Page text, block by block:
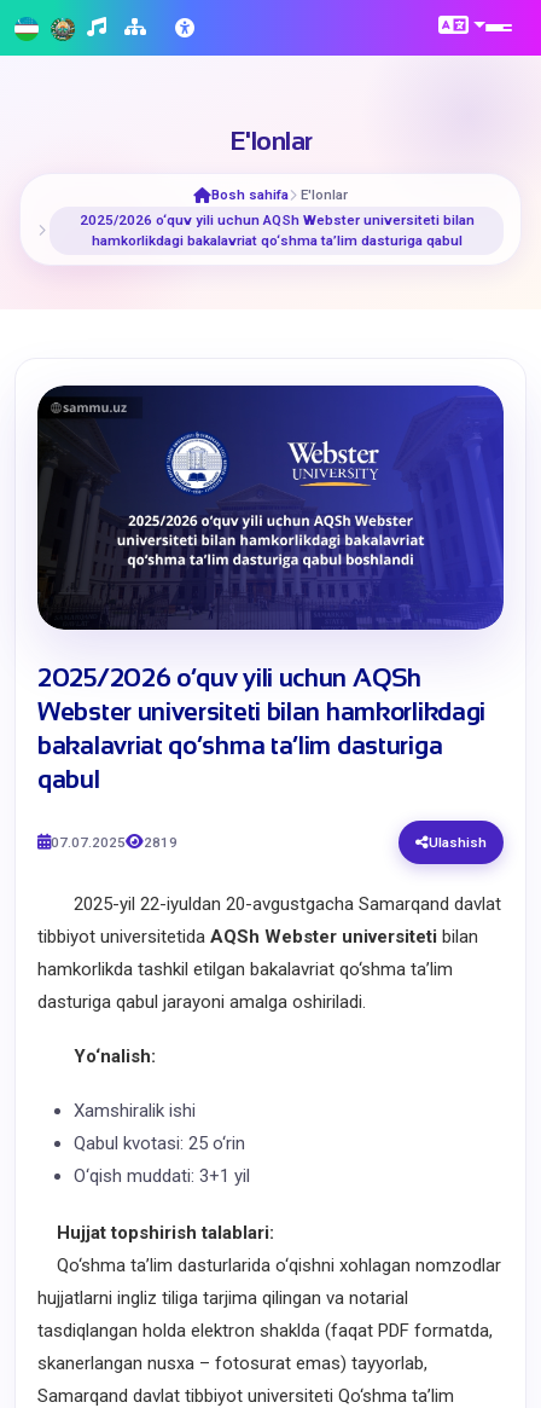
E'lonlar
Bosh sahifa
E'lonlar
​2025/2026 o‘quv yili uchun AQSh Webster universiteti bilan
hamkorlikdagi bakalavriat qo‘shma ta’lim dasturiga qabul
​2025/2026 o‘quv yili uchun AQSh
Webster universiteti bilan hamkorlikdagi
bakalavriat qo‘shma ta’lim dasturiga
qabul
07.07.2025 2819 Ulashish
2025-yil 22-iyuldan 20-avgustgacha Samarqand davlat
tibbiyot universitetida AQSh Webster universiteti bilan
hamkorlikda tashkil etilgan bakalavriat qo‘shma ta’lim
dasturiga qabul jarayoni amalga oshiriladi.
Yo‘nalish:
Xamshiralik ishi
Qabul kvotasi: 25 o‘rin
O‘qish muddati: 3+1 yil
Hujjat topshirish talablari:
Qo‘shma ta’lim dasturlarida o‘qishni xohlagan nomzodlar
hujjatlarni ingliz tiliga tarjima qilingan va notarial
tasdiqlangan holda elektron shaklda (faqat PDF formatda,
skanerlangan nusxa – fotosurat emas) tayyorlab,
Samarqand davlat tibbiyot universiteti Qo‘shma ta’lim